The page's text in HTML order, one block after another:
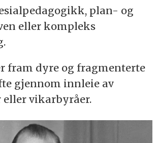
plan- og
eller kompleks
fram dyre og fragmenterte
gjennom innleie av
vikarbyråer.